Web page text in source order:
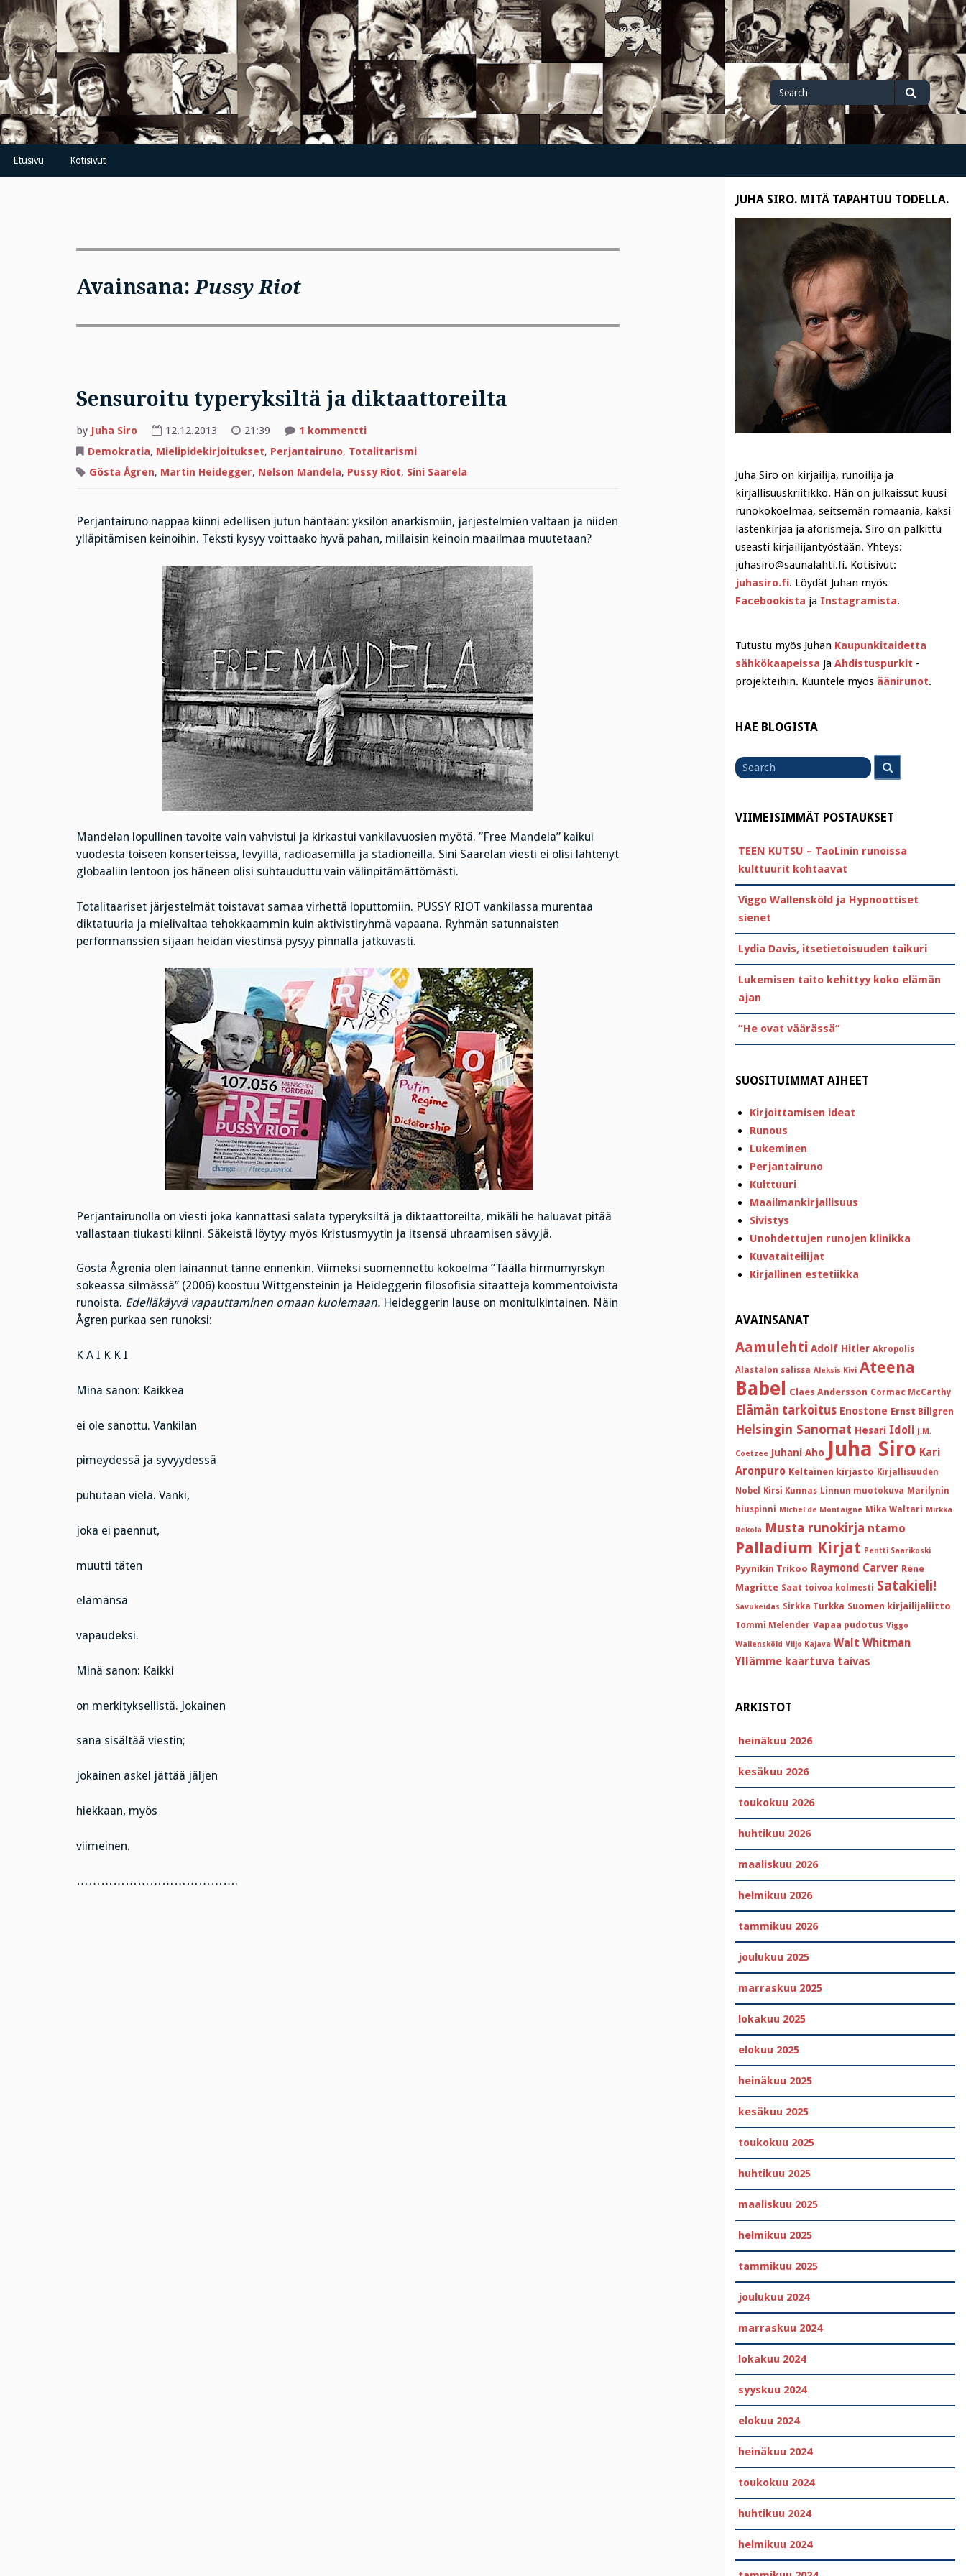
Skip
to
content
Search
for
Search
Etusivu Kotisivut
Avainsana:Pussy Riot
Sensuroitu typeryksiltä ja diktaattoreilta
by Juha Siro 12.12.2013 21:39 1 kommenttiartikkeliin
typeryksiltä
diktaattoreilta
Demokratia, Mielipidekirjoitukset, Perjantairuno, Totalitarismi
Gösta Ågren, Martin Heidegger, Nelson Mandela, Pussy Riot, Sini Saarela
Perjantairuno nappaa kiinni edellisen jutun häntään: yksilön anarkismiin, järjestelmien valtaan ja niiden
ylläpitämisen keinoihin. Teksti kysyy voittaako hyvä pahan, millaisin keinoin maailmaa muutetaan?
Mandelan lopullinen tavoite vain vahvistui ja kirkastui vankilavuosien myötä. ”Free Mandela” kaikui
vuodesta toiseen konserteissa, levyillä, radioasemilla ja stadioneilla. Sini Saarelan viesti ei olisi lähtenyt
globaaliin lentoon jos häneen olisi suhtauduttu vain välinpitämättömästi.
Totalitaariset järjestelmät toistavat samaa virhettä loputtomiin. PUSSY RIOT vankilassa murentaa
diktatuuria ja mielivaltaa tehokkaammin kuin aktivistiryhmä vapaana. Ryhmän satunnaisten
performanssien sijaan heidän viestinsä pysyy pinnalla jatkuvasti.
Perjantairunolla on viesti joka kannattasi salata typeryksiltä ja diktaattoreilta, mikäli he haluavat pitää
vallastaan tiukasti kiinni. Säkeistä löytyy myös Kristusmyytin ja itsensä uhraamisen sävyjä.
Gösta Ågrenia olen lainannut tänne ennenkin. Viimeksi suomennettu kokoelma ”Täällä hirmumyrskyn
sokeassa silmässä” (2006) koostuu Wittgensteinin ja Heideggerin filosofisia sitaatteja kommentoivista
runoista. Edelläkäyvä vapauttaminen omaan kuolemaan. Heideggerin lause on monitulkintainen. Näin
Ågren purkaa sen runoksi:
K A I K K I
Minä sanon: Kaikkea
ei ole sanottu. Vankilan
pimeydessä ja syvyydessä
puhutaan vielä. Vanki,
joka ei paennut,
muutti täten
elämänsä
vapaudeksi.
Minä sanon: Kaikki
on merkityksellistä. Jokainen
sana sisältää viestin;
jokainen askel jättää jäljen
hiekkaan, myös
viimeinen.
………………………………….
JUHA SIRO. MITÄ TAPAHTUU TODELLA.
Juha Siro on kirjailija, runoilija ja
kirjallisuuskriitikko. Hän on julkaissut kuusi
runokokoelmaa, seitsemän romaania, kaksi
lastenkirjaa ja aforismeja. Siro on palkittu
useasti kirjailijantyöstään. Yhteys:
juhasiro@saunalahti.fi. Kotisivut:
juhasiro.fi. Löydät Juhan myös
Facebookista ja Instagramista.
Tutustu myös Juhan Kaupunkitaidetta
sähkökaapeissa ja Ahdistuspurkit -
projekteihin. Kuuntele myös äänirunot.
HAE BLOGISTA
for
VIIMEISIMMÄT POSTAUKSET
TEEN KUTSU – TaoLinin runoissa
kulttuurit kohtaavat
Viggo Wallensköld ja Hypnoottiset
sienet
Lydia Davis, itsetietoisuuden taikuri
Lukemisen taito kehittyy koko elämän
ajan
”He ovat väärässä”
SUOSITUIMMAT AIHEET
Kirjoittamisen ideat
Runous
Lukeminen
Perjantairuno
Kulttuuri
Maailmankirjallisuus
Sivistys
Unohdettujen runojen klinikka
Kuvataiteilijat
Kirjallinen estetiikka
AVAINSANAT
Aamulehti Adolf Hitler Akropolis
Alastalon salissa Aleksis Kivi Ateena
Babel Claes Andersson Cormac McCarthy
Elämän tarkoitus Enostone Ernst Billgren
Helsingin Sanomat Hesari Idoli J.M.
Coetzee Juhani Aho Juha Siro Kari
Aronpuro Keltainen kirjasto Kirjallisuuden
Nobel
Kirsi Kunnas Linnun muotokuva Marilynin
hiuspinni Michel de Montaigne Mika Waltari Mirkka
Rekola Musta runokirja ntamo
Palladium Kirjat Pentti Saarikoski
Pyynikin Trikoo Raymond Carver Réne
Magritte Saat toivoa kolmesti Satakieli!
Savukeidas Sirkka Turkka Suomen kirjailijaliitto
Tommi Melender Vapaa pudotus Viggo
Wallensköld Viljo Kajava Walt Whitman
Yllämme kaartuva taivas
ARKISTOT
heinäkuu 2026
kesäkuu 2026
toukokuu 2026
huhtikuu 2026
maaliskuu 2026
helmikuu 2026
tammikuu 2026
joulukuu 2025
marraskuu 2025
lokakuu 2025
elokuu 2025
heinäkuu 2025
kesäkuu 2025
toukokuu 2025
huhtikuu 2025
maaliskuu 2025
helmikuu 2025
tammikuu 2025
joulukuu 2024
marraskuu 2024
lokakuu 2024
syyskuu 2024
elokuu 2024
heinäkuu 2024
toukokuu 2024
huhtikuu 2024
helmikuu 2024